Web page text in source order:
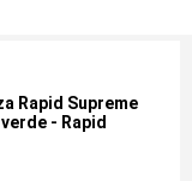
Rapid Supreme
- Rapid